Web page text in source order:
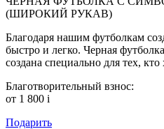
(ШИРОКИЙ РУКАВ)
Благодаря нашим футболкам
быстро и легко. Черная
создана специально для тех, кто
Благотворительный взнос:
от 1 800 i
Подарить